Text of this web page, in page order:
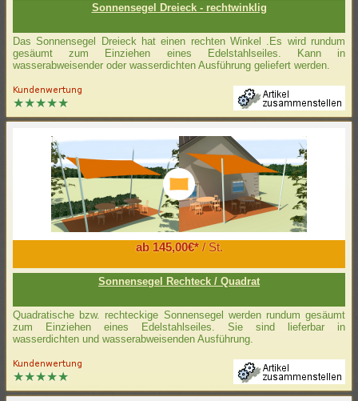
Sonnensegel Dreieck - rechtwinklig
Das Sonnensegel Dreieck hat einen rechten Winkel .Es wird rundum
gesäumt zum Einziehen eines Edelstahlseiles. Kann in
wasserabweisender oder wasserdichten Ausführung geliefert werden.
ab 145,00€*/ St.
Sonnensegel Rechteck / Quadrat
Quadratische bzw. rechteckige Sonnensegel werden rundum gesäumt
zum Einziehen eines Edelstahlseiles. Sie sind lieferbar in
wasserdichten und wasserabweisenden Ausführung.